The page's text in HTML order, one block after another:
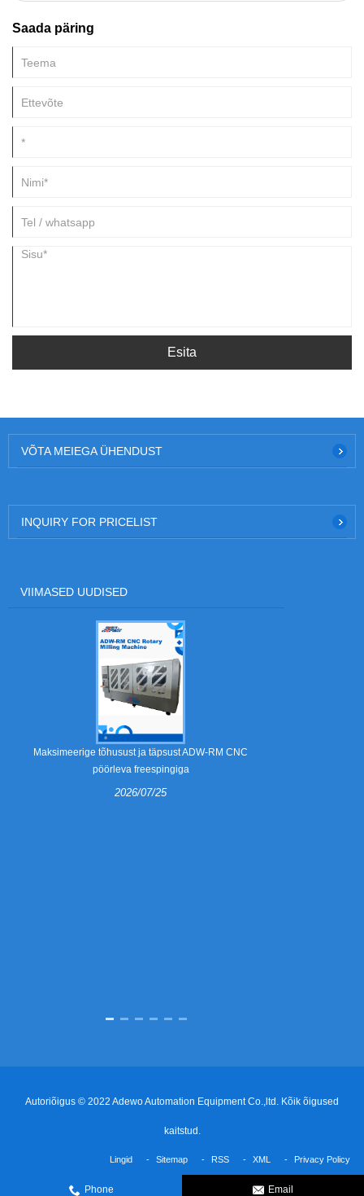
Saada päring
Esita
VÕTA MEIEGA ÜHENDUST
INQUIRY FOR PRICELIST
VIIMASED UUDISED
Maksimeerige tõhusust ja täpsust ADW-RM CNC
pöörleva freespingiga
2026/07/25
Autoriõigus © 2022 Adewo Automation Equipment Co.,ltd. Kõik õigused
kaitstud.
Lingid Sitemap RSS XML Privacy Policy